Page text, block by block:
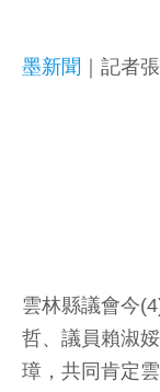
墨新聞 ｜記者
雲林縣議會今
哲、議員賴淑
璋，共同肯定